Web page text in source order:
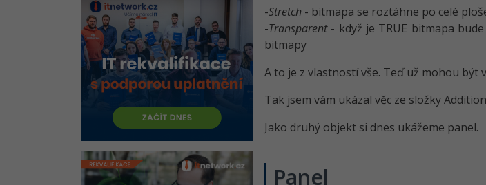
a Pagecontrol
Doplnění - While cyklus, Canvas
a tisk
Závěrečný rejstřík
-Stretch - bitmapa se roztáhne po celé
-Transparent- když je TRUE bitmapa
bitmapy
A to je z vlastností vše. Teď už mohou být
Tak jsem vám ukázal věc ze složky
Jako druhý objekt si dnes ukážeme panel.
Panel